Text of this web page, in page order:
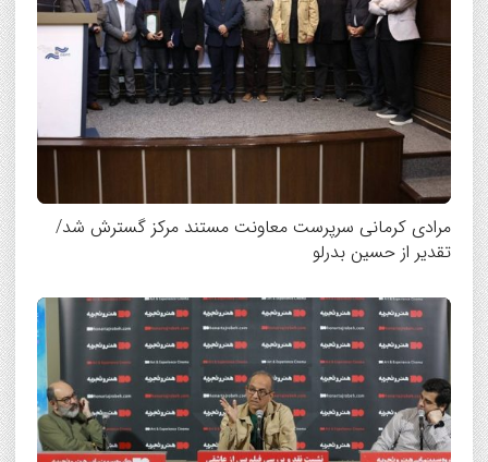
مرادی کرمانی سرپرست معاونت مستند مرکز گسترش شد/
تقدیر از حسین بدرلو